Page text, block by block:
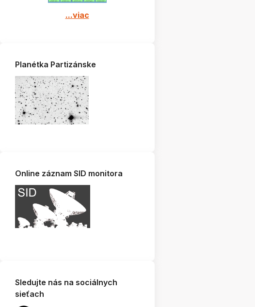
...viac
Planétka Partizánske
Online záznam SID monitora
Sledujte nás na sociálnych
sieťach